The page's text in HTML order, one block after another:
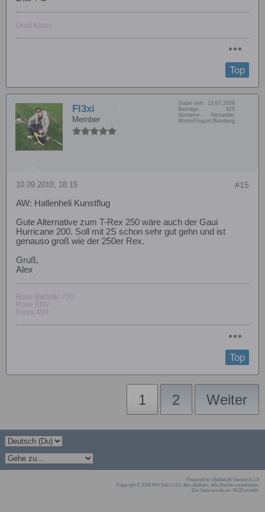
Gruß Klaus
Top
Fl3xi
Member
Dabei seit:
13.07.2008
Beiträge:
910
Vorname:
Alexander
Wohn/Flugort: Bamberg
#15
10.09.2010, 18:15
AW: Hallenheli Kunstflug
Gute Alternative zum T-Rex 250 wäre auch der Gaui
Hurricane 200. Soll mit 2S schon sehr gut gehn und ist
genauso groß wie der 250er Rex.
Gruß,
Alex
Rave Ballistic 700
Rave ENV
Forza 450
Top
1 2 Weiter
Powered by vBulletin® Version 6.1.5
Copyright © 2026 MH Sub I, LLC dba vBulletin. Alle Rechte vorbehalten.
Die Seite wurde um 06:22 erstellt.